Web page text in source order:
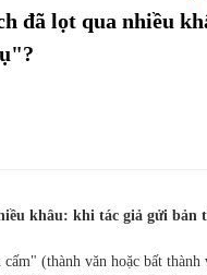
đã lọt qua nhiều
khâu: khi tác giả gửi bản
(thành văn hoặc bất